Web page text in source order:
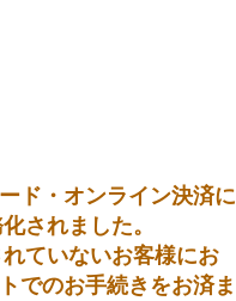
ド・オンライン決済に
されました。
ていないお客様にお
でのお手続きをお済ま